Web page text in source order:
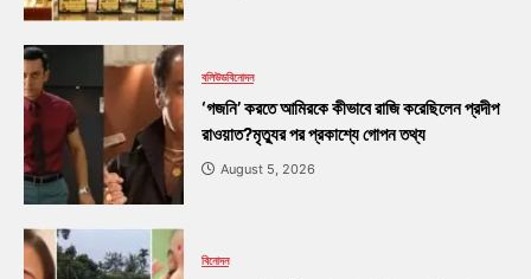
বলিউডবিনোদন
‘গজনি’ করতে আমিরকে কীভাবে রাজি করেছিলেন প্রদীপ
রাওয়াত?মৃত্যুর পর প্রকাশ্যে গোপন তথ্য
August 5, 2026
বিনোদন